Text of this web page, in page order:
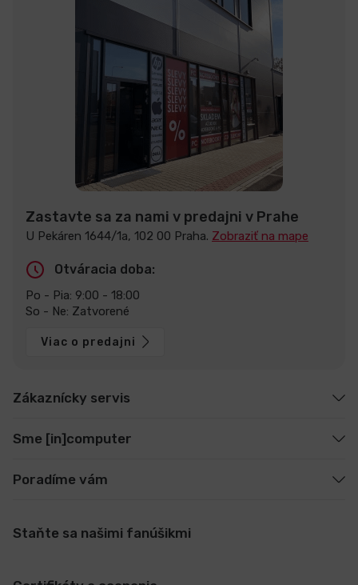
Zastavte sa za nami v predajni v Prahe
U Pekáren 1644/1a, 102 00 Praha. Zobraziť na mape
Otváracia doba:
Po - Pia: 9:00 - 18:00
So - Ne: Zatvorené
Viac o predajni
Zákaznícky servis
Sme [in]computer
Poradíme vám
Staňte sa našimi fanúšikmi